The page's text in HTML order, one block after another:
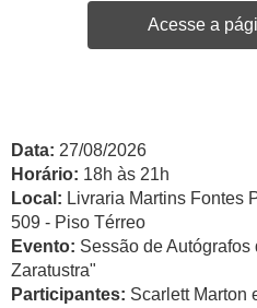
Acesse a
Data: 27/08/2026
Horário: 18h às 21h
Local: Livraria Martins Fontes
509 - Piso Térreo
Evento: Sessão de
Zaratustra"
Participantes: Scarlett Marton